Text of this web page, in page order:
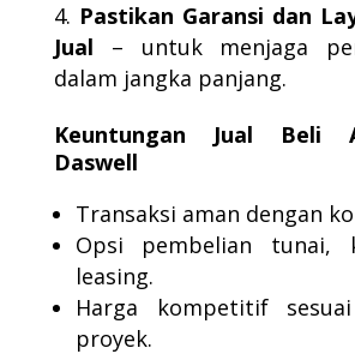
Pastikan Garansi dan
Jual – untuk menjaga
dalam jangka panjang.
Keuntungan Jual Beli
Daswell
Transaksi aman dengan
Opsi pembelian tunai,
leasing.
Harga kompetitif
proyek.